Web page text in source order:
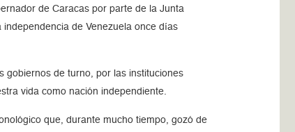
de Caracas por parte de la Junta
de Venezuela once días
gobiernos de turno, por las instituciones
vida como nación independiente.
que, durante mucho tiempo, gozó de